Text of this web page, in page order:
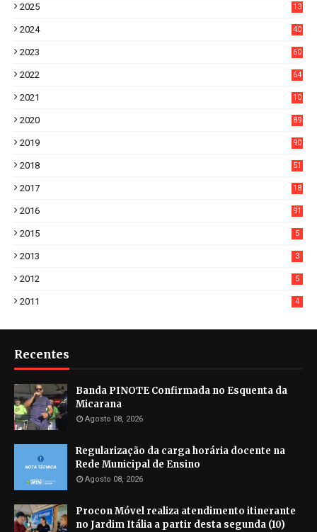
2025
13
2024
40
2023
60
2022
64
2021
10
2020
89
2019
90
2018
51
2017
18
2016 91
2015 5
2013 3
2012 5
2011 4
Recentes
Banda PINOTE Confirmada no Esquenta da
Micarana
Agosto 08, 2026
Regularização da carga horária docente na
Rede Municipal de Ensino
Agosto 08, 2026
Procon Móvel realiza atendimento itinerante
no Jardim Itália a partir desta segunda (10)